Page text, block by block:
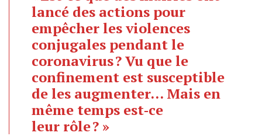
lancé des actions pour
empêcher les violences
conjugales pendant le
coronavirus ? Vu que le
confinement est susceptible
de les augmenter… Mais en
même temps est‐ce
leur rôle ? »